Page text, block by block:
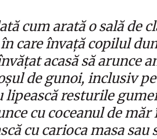
cum arată o sală de
în care învață copilul
acasă să arunce
de gunoi, inclusiv
lipească resturile
cu coceanul de
cu carioca masa sau